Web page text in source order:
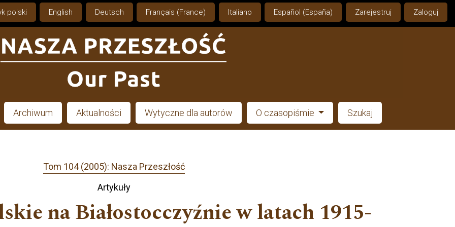
polski English Deutsch Français (France) Italiano Español (España) Zarejestruj Zaloguj
Archiwum Aktualności Wytyczne dla autorów O czasopiśmie Szukaj
Tom 104 (2005): Nasza Przeszłość
Artykuły
na Białostocczyźnie w latach 1915-